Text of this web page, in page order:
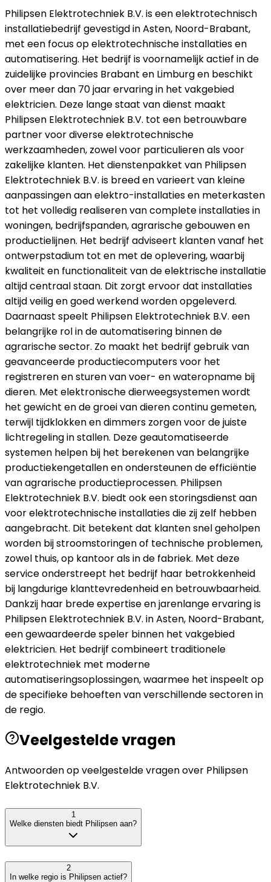
Philipsen Elektrotechniek B.V. is een elektrotechnisch
installatiebedrijf gevestigd in Asten, Noord-Brabant,
met een focus op elektrotechnische installaties en
automatisering. Het bedrijf is voornamelijk actief in de
zuidelijke provincies Brabant en Limburg en beschikt
over meer dan 70 jaar ervaring in het vakgebied
elektricien. Deze lange staat van dienst maakt
Philipsen Elektrotechniek B.V. tot een betrouwbare
partner voor diverse elektrotechnische
werkzaamheden, zowel voor particulieren als voor
zakelijke klanten. Het dienstenpakket van Philipsen
Elektrotechniek B.V. is breed en varieert van kleine
aanpassingen aan elektro-installaties en meterkasten
tot het volledig realiseren van complete installaties in
woningen, bedrijfspanden, agrarische gebouwen en
productielijnen. Het bedrijf adviseert klanten vanaf het
ontwerpstadium tot en met de oplevering, waarbij
kwaliteit en functionaliteit van de elektrische installatie
altijd centraal staan. Dit zorgt ervoor dat installaties
altijd veilig en goed werkend worden opgeleverd.
Daarnaast speelt Philipsen Elektrotechniek B.V. een
belangrijke rol in de automatisering binnen de
agrarische sector. Zo maakt het bedrijf gebruik van
geavanceerde productiecomputers voor het
registreren en sturen van voer- en wateropname bij
dieren. Met elektronische dierweegsystemen wordt
het gewicht en de groei van dieren continu gemeten,
terwijl tijdklokken en dimmers zorgen voor de juiste
lichtregeling in stallen. Deze geautomatiseerde
systemen helpen bij het berekenen van belangrijke
productiekengetallen en ondersteunen de efficiëntie
van agrarische productieprocessen. Philipsen
Elektrotechniek B.V. biedt ook een storingsdienst aan
voor elektrotechnische installaties die zij zelf hebben
aangebracht. Dit betekent dat klanten snel geholpen
worden bij stroomstoringen of technische problemen,
zowel thuis, op kantoor als in de fabriek. Met deze
service onderstreept het bedrijf haar betrokkenheid
bij langdurige klanttevredenheid en betrouwbaarheid.
Dankzij haar brede expertise en jarenlange ervaring is
Philipsen Elektrotechniek B.V. in Asten, Noord-Brabant,
een gewaardeerde speler binnen het vakgebied
elektricien. Het bedrijf combineert traditionele
elektrotechniek met moderne
automatiseringsoplossingen, waarmee het inspeelt op
de specifieke behoeften van verschillende sectoren in
de regio.
Veelgestelde vragen
Antwoorden op veelgestelde vragen over Philipsen
Elektrotechniek B.V.
1
Welke diensten biedt Philipsen aan?
2
In welke regio is Philipsen actief?